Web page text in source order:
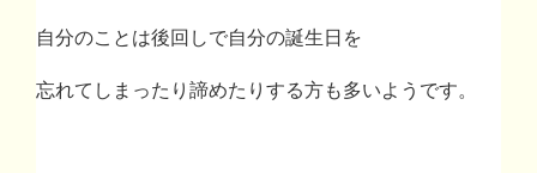
自分のことは後回しで自分の誕生日を
忘れてしまったり諦めたりする方も多いようです。